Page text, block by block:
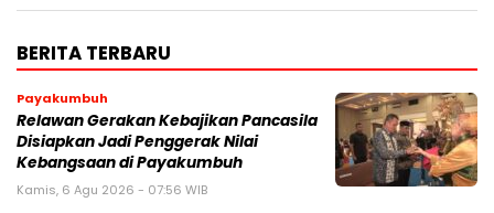
BERITA TERBARU
Payakumbuh
Relawan Gerakan Kebajikan Pancasila
Disiapkan Jadi Penggerak Nilai
Kebangsaan di Payakumbuh
Kamis, 6 Agu 2026 - 07:56 WIB